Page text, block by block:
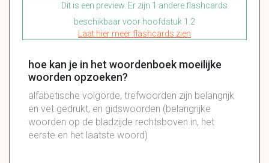
Dit is een preview. Er zijn 1 andere flashcards
beschikbaar voor hoofdstuk 1.2
Laat hier meer flashcards zien
hoe kan je in het woordenboek moeilijke
woorden opzoeken?
alfabetische volgorde, trefwoorden zijn belangrijk
en vet gedrukt, en gidswoorden (belangrijke
woorden op de bladzijde rechtsboven in, het
eerste en het laatste woord)